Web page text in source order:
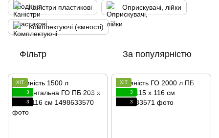
Каністри пластикові Оприскувачі, лійки
Комплектуючі (ємності)
Фільтр За популярністю
ХІТ
3
3
ХІТ
3
3